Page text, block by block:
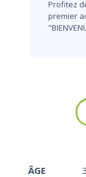
Profitez
premier
ÂGE